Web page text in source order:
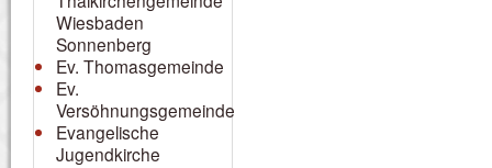
Wiesbaden
Sonnenberg
Ev. Thomasgemeinde
Ev.
Versöhnungsgemeinde
Evangelische
Jugendkirche